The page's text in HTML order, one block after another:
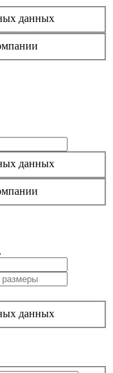
данных
данных
данных